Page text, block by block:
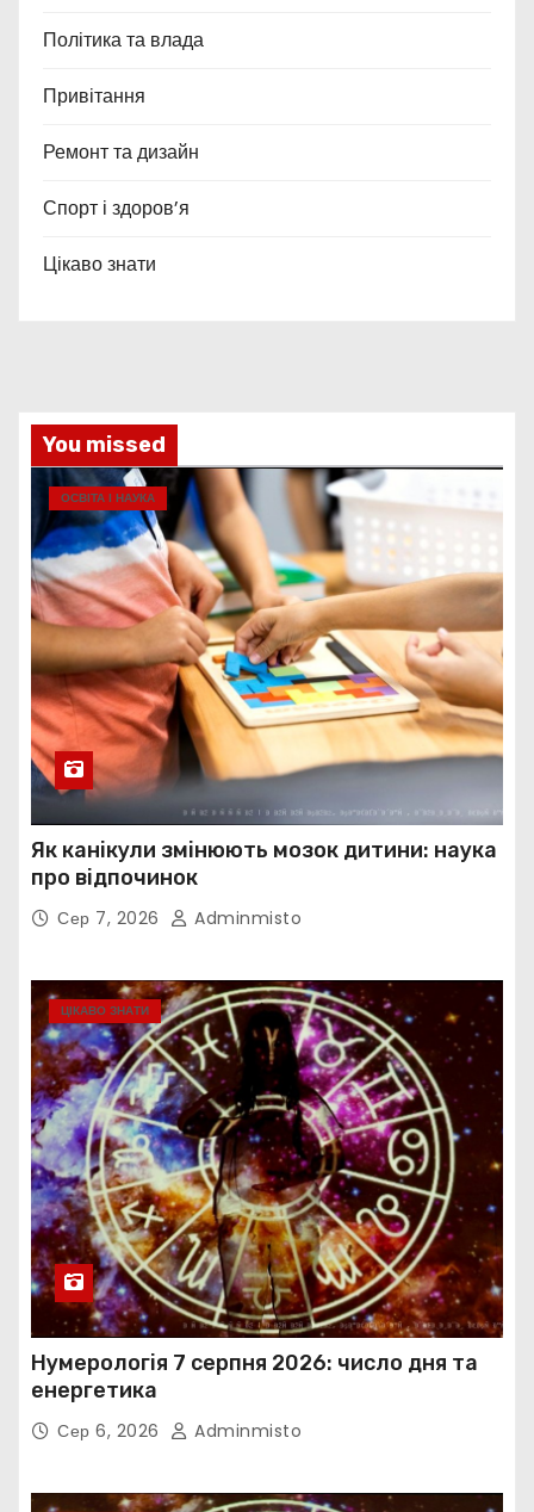
Політика та влада
Привітання
Ремонт та дизайн
Спорт і здоров’я
Цікаво знати
You missed
ОСВІТА І НАУКА
Як канікули змінюють мозок дитини: наука
про відпочинок
Сер 7, 2026 Adminmisto
ЦІКАВО ЗНАТИ
Нумерологія 7 серпня 2026: число дня та
енергетика
Сер 6, 2026 Adminmisto